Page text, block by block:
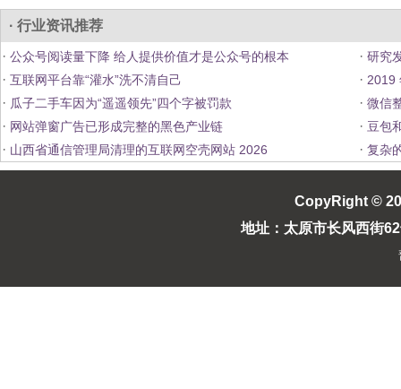
· 行业资讯推荐
· 公众号阅读量下降 给人提供价值才是公众号的根本 · 研究
· 互联网平台靠“灌水”洗不清自己 · 2019
· 瓜子二手车因为“遥遥领先”四个字被罚款 · 微信
· 网站弹窗广告已形成完整的黑色产业链 · 豆包
· 山西省通信管理局清理的互联网空壳网站 2026 · 复杂
CopyRight ©
地址：太原市长风西街